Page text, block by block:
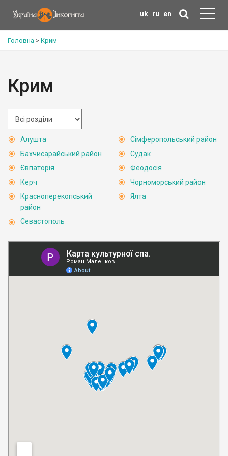
uk ru en
Головна > Крим
Крим
Алушта
Бахчисарайський район
Євпаторія
Керч
Красноперекопський
район
Севастополь
Сімферопольський район
Судак
Феодосія
Чорноморський район
Ялта